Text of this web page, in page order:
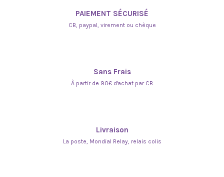
PAIEMENT SÉCURISÉ
CB, paypal, virement ou chèque
Sans Frais
À partir de 90€ d'achat par CB
Livraison
La poste, Mondial Relay, relais colis